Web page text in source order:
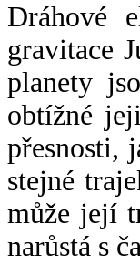
Dráhové
gravitace
planety
obtížné
přesnosti,
stejné
může její
narůstá s